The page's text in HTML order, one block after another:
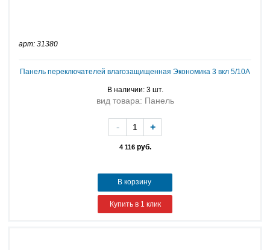
арт: 31380
Панель переключателей влагозащищенная Экономика 3 вкл 5/10A
В наличии: 3 шт.
вид товара: Панель
4 116руб.
- +
В корзину
Купить в 1 клик